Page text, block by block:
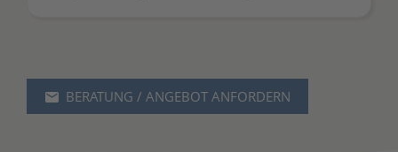
BERATUNG / ANGEBOT ANFORDERN